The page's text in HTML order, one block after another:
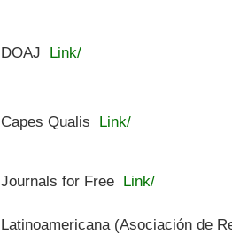
DOAJ Link/
Capes Qualis Link/
Journals for Free Link/
Latinoamericana (Asociación de